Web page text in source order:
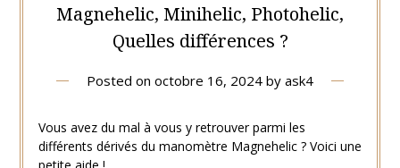
Magnehelic, Minihelic, Photohelic,
Quelles différences ?
Posted on octobre 16, 2024 by ask4
Vous avez du mal à vous y retrouver parmi les
différents dérivés du manomètre Magnehelic ? Voici une
petite aide !